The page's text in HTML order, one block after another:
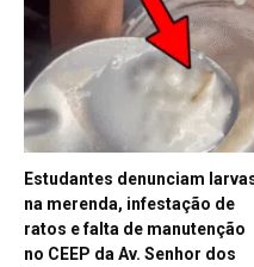
Estudantes denunciam
na merenda, infestação de
ratos e falta de manutenção
no CEEP da Av. Senhor dos